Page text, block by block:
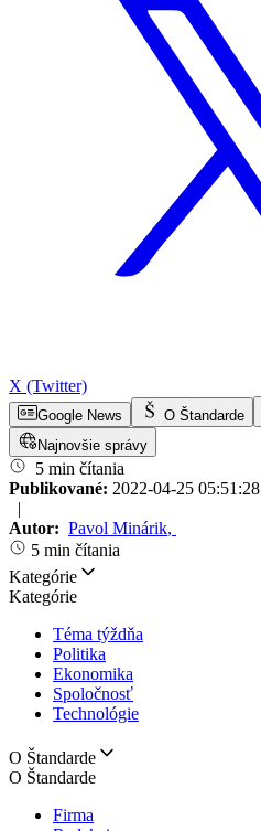
X (Twitter)
Google News O Štandarde
Najnovšie správy
5 min čítania
Publikované: 2022-04-25 05:51:28
|
Autor: Pavol Minárik,
5 min čítania
Kategórie
Kategórie
Téma týždňa
Politika
Ekonomika
Spoločnosť
Technológie
O Štandarde
O Štandarde
Firma